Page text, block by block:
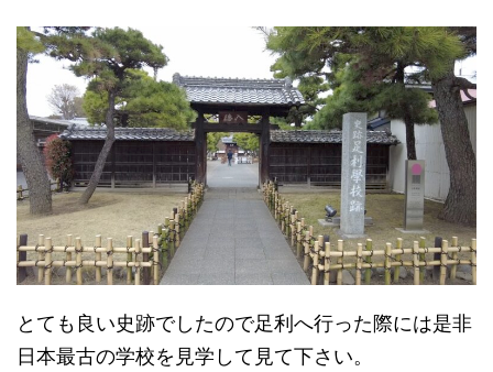
とても良い史跡でしたので足利へ行った際には是非
日本最古の学校を見学して見て下さい。